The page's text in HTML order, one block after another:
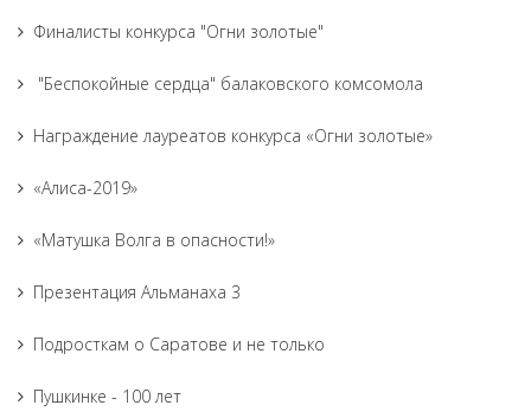
Финалисты конкурса "Огни золотые"
"Беспокойные сердца" балаковского комсомола
Награждение лауреатов конкурса «Огни золотые»
«Алиса-2019»
«Матушка Волга в опасности!»
Презентация Альманаха 3
Подросткам о Саратове и не только
Пушкинке - 100 лет